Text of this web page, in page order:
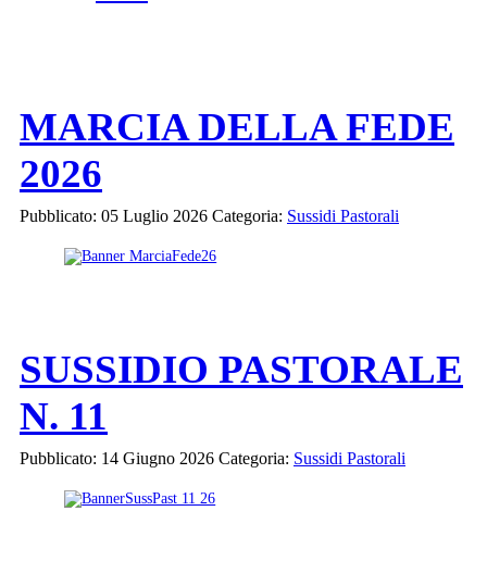
MARCIA DELLA FEDE
2026
Pubblicato: 05 Luglio 2026 Categoria: Sussidi Pastorali
SUSSIDIO PASTORALE
N. 11
Pubblicato: 14 Giugno 2026 Categoria: Sussidi Pastorali